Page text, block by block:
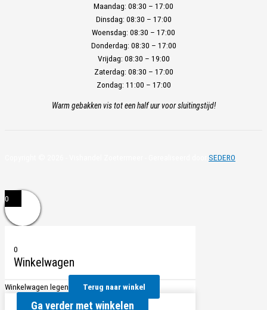
Maandag: 08:30 – 17:00
Dinsdag: 08:30 – 17:00
Woensdag: 08:30 – 17:00
Donderdag: 08:30 – 17:00
Vrijdag: 08:30 – 19:00
Zaterdag: 08:30 – 17:00
Zondag: 11:00 – 17:00
Warm gebakken vis tot een half uur voor sluitingstijd!
SEDERO
0
0
Winkelwagen
Winkelwagen legen Terug naar winkel
Ga verder met winkelen